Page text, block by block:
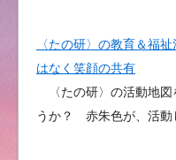
〈たの研〉の教育＆福
はなく笑顔の共有
〈たの研〉の活動地図
うか？ 赤朱色が、活動